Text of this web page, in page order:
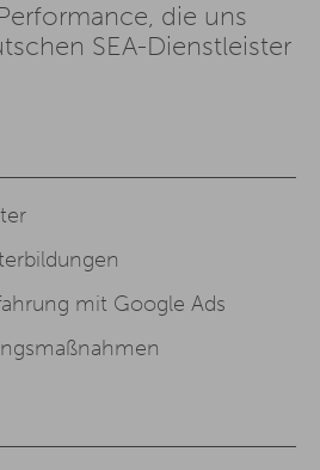
die uns
SEA-Dienstleister
mit Google Ads